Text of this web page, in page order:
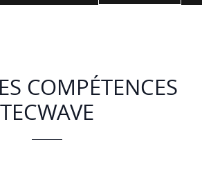
COMPÉTENCES
TECWAVE